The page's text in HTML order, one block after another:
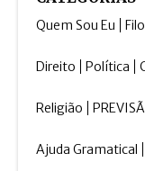
Quem Sou Eu
Direito Política
Religião
Ajuda Gramatical